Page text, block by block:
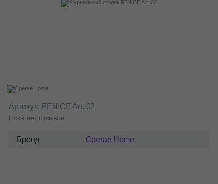
Артикул: FENICE Art. 02
Пока нет отзывов
Бренд Operae Home